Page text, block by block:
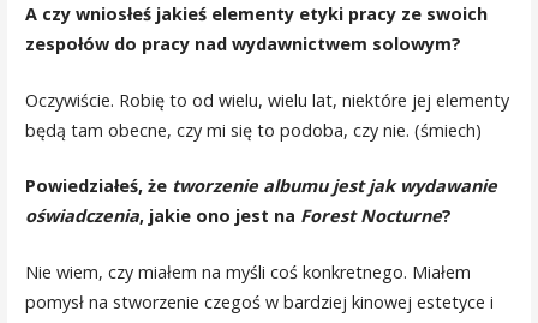
A czy wniosłeś jakieś elementy etyki pracy ze swoich
zespołów do pracy nad wydawnictwem solowym?
Oczywiście. Robię to od wielu, wielu lat, niektóre jej elementy
będą tam obecne, czy mi się to podoba, czy nie. (śmiech)
Powiedziałeś, że tworzenie albumu jest jak wydawanie
oświadczenia, jakie ono jest na Forest Nocturne?
Nie wiem, czy miałem na myśli coś konkretnego. Miałem
pomysł na stworzenie czegoś w bardziej kinowej estetyce i